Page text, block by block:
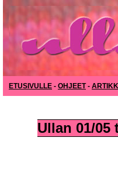
ETUSIVULLE - OHJEET-
Ullan 01/05